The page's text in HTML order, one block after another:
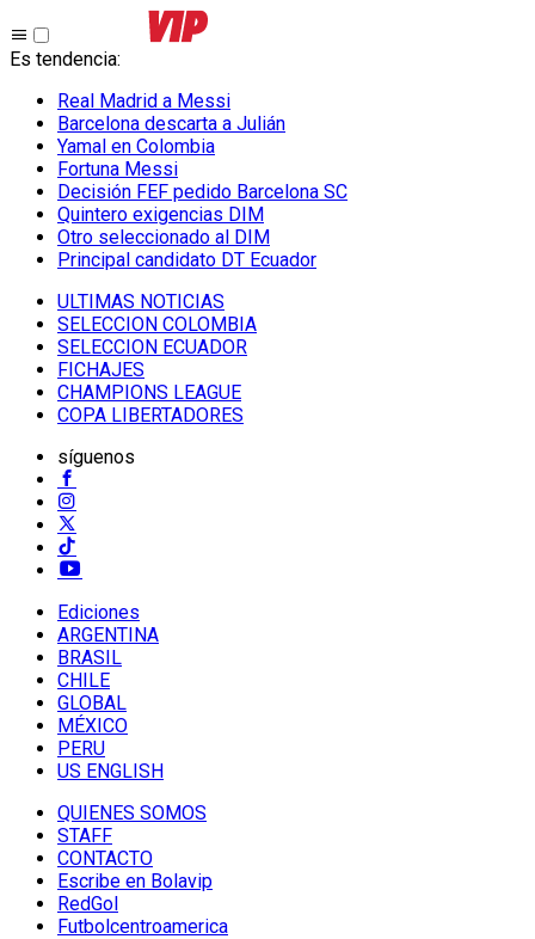
Es tendencia:
Real Madrid a Messi
Barcelona descarta a Julián
Yamal en Colombia
Fortuna Messi
Decisión FEF pedido Barcelona SC
Quintero exigencias DIM
Otro seleccionado al DIM
Principal candidato DT Ecuador
ULTIMAS NOTICIAS
SELECCION COLOMBIA
SELECCION ECUADOR
FICHAJES
CHAMPIONS LEAGUE
COPA LIBERTADORES
síguenos
Ediciones
ARGENTINA
BRASIL
CHILE
GLOBAL
MÉXICO
PERU
US ENGLISH
QUIENES SOMOS
STAFF
CONTACTO
Escribe en Bolavip
RedGol
Futbolcentroamerica